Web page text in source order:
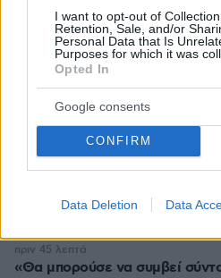
I want to opt-out of
Retention, Sale, and/or
Personal Data that Is
Purposes for which it was
Opted In
Google consents
CONFIRM
Data Deletion Data
Στο νοσοκομείο 30χρονη
γέφυρα της Χαλκίδας
Λίσι μετά την ήττα του ΠΑΟΚ:
σοβαρότητα θα παίρναμε κάτι
πριν 29 λεπτά
Βλάβη, ατύχημα ή πρόβλημα
πολλοί αγνοούν
Χαλαρή έξοδος για τον
«Θα μπορούσε να συμβεί
πριν 45 λεπτά